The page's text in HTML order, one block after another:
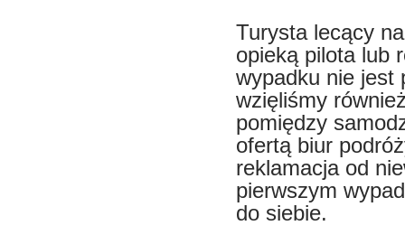
Turysta lecący
opieką pilota lub
wypadku nie jest
wzięliśmy
pomiędzy
ofertą biur
reklamacja od
pierwszym
do siebie.